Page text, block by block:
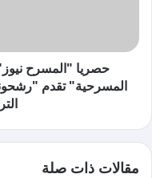
حصريا "المسرح
المسرحية" تقدم
مقالات ذات صلة